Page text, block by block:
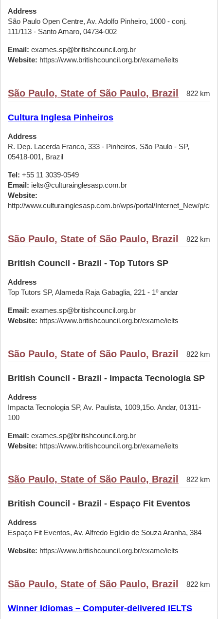
Address
São Paulo Open Centre, Av. Adolfo Pinheiro, 1000 - conj.
111/113 - Santo Amaro, 04734-002
Email: exames.sp@britishcouncil.org.br
Website: https://www.britishcouncil.org.br/exame/ielts
São Paulo, State of São Paulo, Brazil 822 km
Cultura Inglesa Pinheiros
Address
R. Dep. Lacerda Franco, 333 - Pinheiros, São Paulo - SP,
05418-001, Brazil
Tel: +55 11 3039-0549
Email: ielts@culturainglesasp.com.br
Website:
http://www.culturainglesasp.com.br/wps/portal/Internet_New/p/
São Paulo, State of São Paulo, Brazil 822 km
British Council - Brazil - Top Tutors SP
Address
Top Tutors SP, Alameda Raja Gabaglia, 221 - 1º andar
Email: exames.sp@britishcouncil.org.br
Website: https://www.britishcouncil.org.br/exame/ielts
São Paulo, State of São Paulo, Brazil 822 km
British Council - Brazil - Impacta Tecnologia SP
Address
Impacta Tecnologia SP, Av. Paulista, 1009,15o. Andar, 01311-
100
Email: exames.sp@britishcouncil.org.br
Website: https://www.britishcouncil.org.br/exame/ielts
São Paulo, State of São Paulo, Brazil 822 km
British Council - Brazil - Espaço Fit Eventos
Address
Espaço Fit Eventos, Av. Alfredo Egídio de Souza Aranha, 384
Website: https://www.britishcouncil.org.br/exame/ielts
São Paulo, State of São Paulo, Brazil 822 km
Winner Idiomas – Computer-delivered IELTS